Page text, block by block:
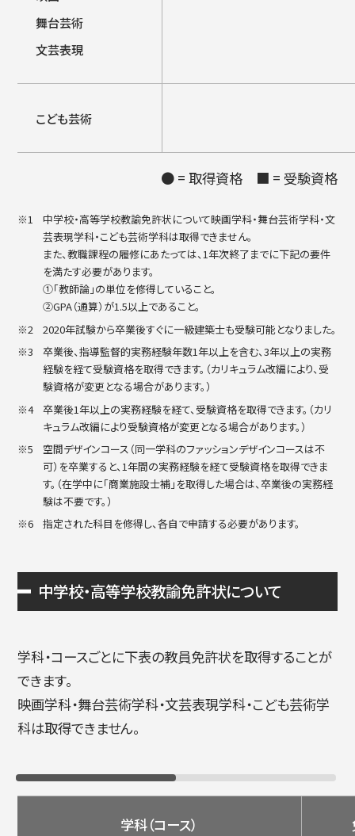
舞台芸術
文芸表現
こども芸術
● = 取得資格 ■ = 受験資格
中学校・高等学校教諭免許状について映画学科・舞台芸術学科・文
芸表現学科・こども芸術学科は取得できません。
また、教職課程の履修にあたっては、1年次終了までに下記の要件
を満たす必要があります。
①「教師論」の単位を修得していること。
②GPA（通算）が1.5以上であること。
2020年試験から卒業後すぐに一級建築士も受験可能となりました。
卒業後、指導監督的実務経験年数1年以上を含む、3年以上の実務
経験を経て受験資格を取得できます。（カリキュラム改編により、受
験資格が変更となる場合があります。）
卒業後1年以上の実務経験を経て、受験資格を取得できます。（カリ
キュラム改編により受験資格が変更となる場合があります。）
空間デザインコース（同一学科のファッションデザインコースは不
可）を卒業すると、1年間の実務経験を経て受験資格を取得できま
す。（在学中に「商業施設士補」を取得した場合は、卒業後の実務経
験は不要です。）
指定された科目を修得し、各自で申請する必要があります。
中学校・高等学校教諭免許状について
学科・コースごとに下表の教員免許状を取得することが
できます。
映画学科・舞台芸術学科・文芸表現学科・こども芸術学
科は取得できません。
学科（コース）